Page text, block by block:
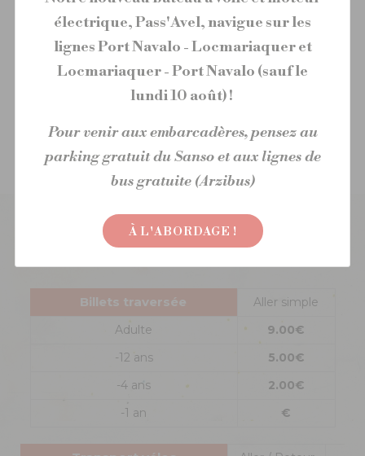
Aucune date sélectionnée
Choisissez la date de votre
Tarifs de la traversée Kerners - Port
Billets traversée
Aller simple
Adulte
9.00€
-12 ans
5.00€
-4 ans
2.00€
-1 an
€
électrique, Pass'Avel, navigue sur les
lignes Port Navalo - Locmariaquer et
Locmariaquer - Port Navalo (sauf le
lundi 10 août) !
Pour venir aux embarcadères, pensez au
parking gratuit du Sanso et aux lignes de
bus gratuite (Arzibus)
À L'ABORDAGE !